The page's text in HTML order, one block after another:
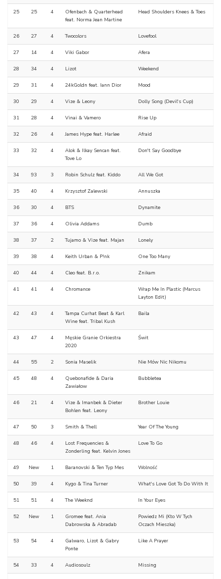
25 25 4
Ofenbach & Quarterhead
feat. Norma Jean Martine
Head Shoulders Knees & Toes
26 27 4 Twocolors Lovefool
27 14 4 Viki Gabor Afera
28 34 4 Lizot Weekend
29 31 4 24kGoldn feat. Iann Dior Mood
30 29 4 Vize & Leony Dolly Song (Devil's Cup)
31 28 4 Vinai & Vamero Rise Up
32 26 4 James Hype feat. Harlee Afraid
33 32 4
Alok & Ilkay Sencan feat.
Tove Lo
Don't Say Goodbye
34 93 3 Robin Schulz feat. Kiddo All We Got
35 40 4 Krzysztof Zalewski Annuszka
36 30 4 BTS Dynamite
37 36 4 Olivia Addams Dumb
38 37 2 Tujamo & Vize feat. Majan Lonely
39 38 4 Keith Urban & P!nk One Too Many
40 44 4 Cleo feat. B.r.o. Znikam
41 41 4 Chromance
Wrap Me In Plastic (Marcus
Layton Edit)
42 43 4
Tampa Curhat Beat & Karl
Wine feat. Tribal Kush
Baila
43 47 4
Męskie Granie Orkiestra
2020
Świt
44 55 2 Sonia Maselik Nie Mów Nic Nikomu
45 48 4
Quebonafide & Daria
Zawiałow
Bubbletea
46 21 4
Vize & Imanbek & Dieter
Bohlen feat. Leony
Brother Louie
47 50 3 Smith & Thell Year Of The Young
48 46 4
Lost Frequencies &
Zonderling feat. Kelvin Jones
Love To Go
49 New 1 Baranovski & Ten Typ Mes Wolność
50 39 4 Kygo & Tina Turner What's Love Got To Do With It
51 51 4 The Weeknd In Your Eyes
52 New 1
Gromee feat. Ania
Dabrowska & Abradab
Powiedz Mi (Kto W Tych
Oczach Mieszka)
53 54 4
Galwaro, Lizot & Gabry
Ponte
Like A Prayer
54 33 4 Audiosoulz Missing